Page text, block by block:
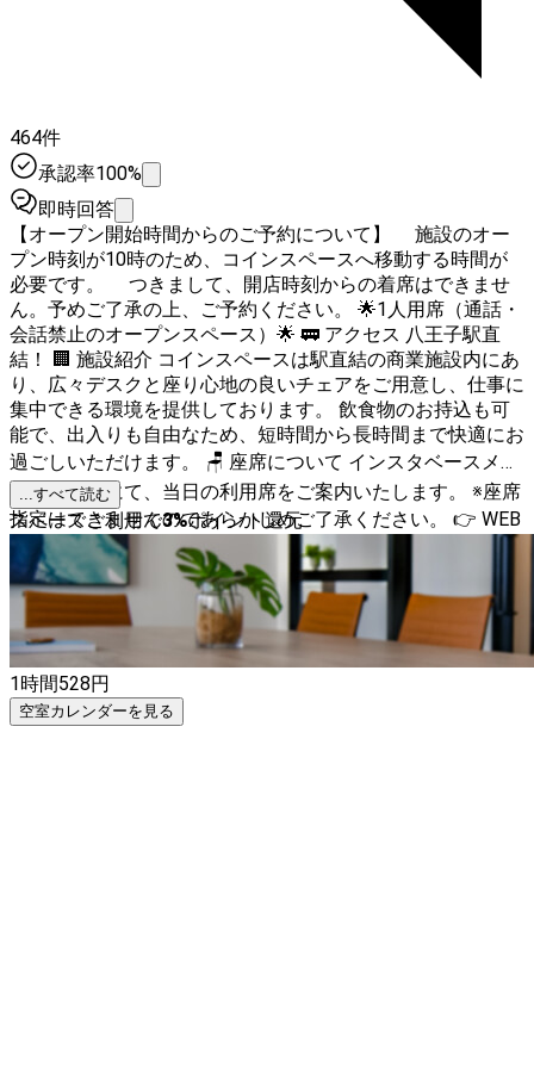
464件
承認率100%
即時回答
【オープン開始時間からのご予約について】 施設のオー
プン時刻が10時のため、コインスペースへ移動する時間が
必要です。 つきまして、開店時刻からの着席はできませ
ん。予めご了承の上、ご予約ください。 🌟1人用席（通話・
会話禁止のオープンスペース）🌟 🚃 アクセス 八王子駅直
結！ 🏢 施設紹介 コインスペースは駅直結の商業施設内にあ
り、広々デスクと座り心地の良いチェアをご用意し、仕事に
集中できる環境を提供しております。 飲食物のお持込も可
能で、出入りも自由なため、短時間から長時間まで快適にお
過ごしいただけます。 🪑 座席について インスタベースメッ
セージ機能にて、当日の利用席をご案内いたします。 ※座席
指定はできませんのであらかじめご了承ください。 👉 WEB
会議・電話について 座席でのWEB会議、お電話はご利用い
ただけません。
...すべて読む
スペースご利用で3%ポイント還元
1時間528円
空室カレンダーを見る